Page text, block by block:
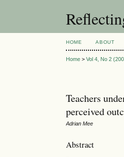
HOME ABOUT
Home >Vol 4, No 2
Teachers
perceived
Adrian Mee
Abstract